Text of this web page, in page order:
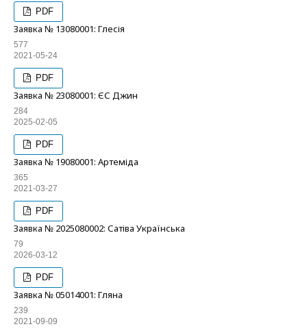
PDF
Заявка № 13080001: Глесія
577
2021-05-24
PDF
Заявка № 23080001: ЄС Джин
284
2025-02-05
PDF
Заявка № 19080001: Артеміда
365
2021-03-27
PDF
Заявка № 2025080002: Сатіва Українська
79
2026-03-12
PDF
Заявка № 05014001: Гляна
239
2021-09-09